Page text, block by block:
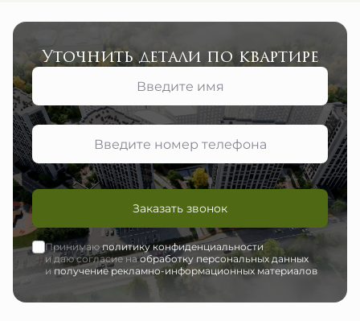
Уточнить детали по квартире
Заказать звонок
Принимаюполитику конфиденциальности
и даю согласие наобработку персональных данных
иполучение рекламно-информационных материалов